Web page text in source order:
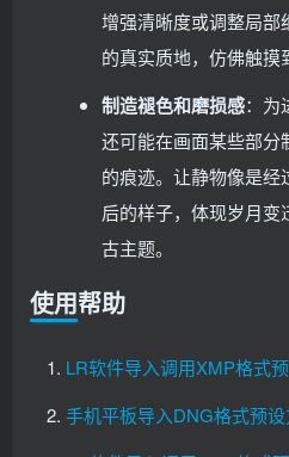
增强清晰度或调整局部
的真实质地，仿佛触摸
制造褪色和磨损感：为
还可能在画面某些部分
的痕迹。让静物像是经
后的样子，体现岁月
古主题。
使用帮助
LR软件导入调用XMP格式预
手机平板导入DNG格式预设